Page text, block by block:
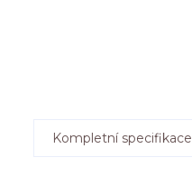
Kompletní specifikace